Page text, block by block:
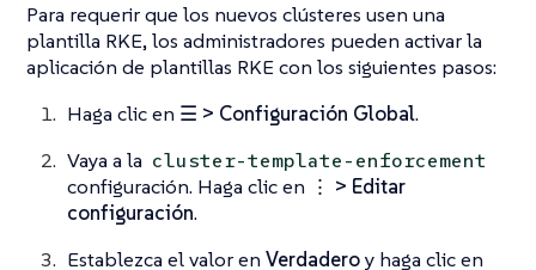
Para requerir que los nuevos clústeres usen una
plantilla RKE, los administradores pueden activar la
aplicación de plantillas RKE con los siguientes pasos:
Haga clic en ☰ > Configuración Global.
Vaya a la cluster-template-enforcement
configuración. Haga clic en ⋮ > Editar
configuración.
Establezca el valor en Verdaderoy haga clic en